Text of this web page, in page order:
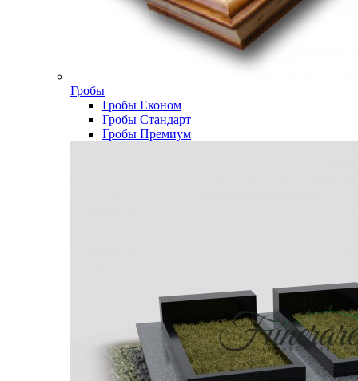
Гробы
Гробы Економ
Гробы Стандарт
Гробы Премиум